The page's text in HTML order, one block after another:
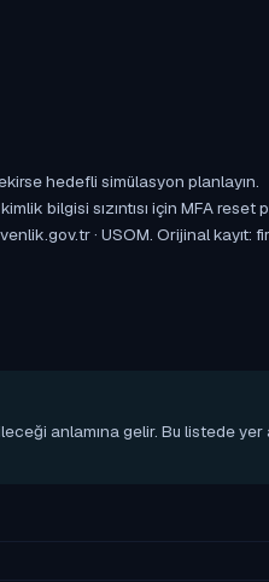
hedefli simülasyon planlayın.
bilgisi sızıntısı için MFA reset
· USOM. Orijinal kayıt:
anlamına gelir. Bu listede yer